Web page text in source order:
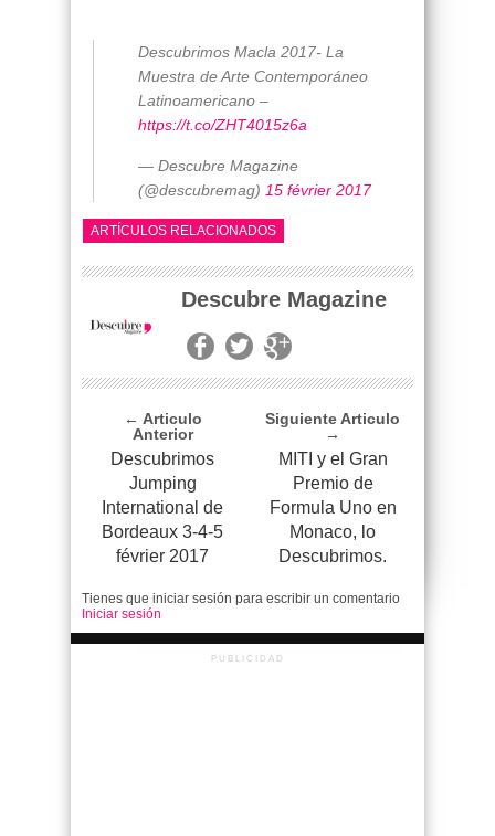
Descubrimos Macla 2017- La
Muestra de Arte Contemporáneo
Latinoamericano –
https://t.co/ZHT4015z6a
— Descubre Magazine
(@descubremag) 15 février 2017
ARTÍCULOS RELACIONADOS
Descubre Magazine
← Articulo
Anterior
Descubrimos
Jumping
International de
Bordeaux 3-4-5
février 2017
Siguiente Articulo
→
MITI y el Gran
Premio de
Formula Uno en
Monaco, lo
Descubrimos.
Tienes que iniciar sesión para escribir un comentario
Iniciar sesión
PUBLICIDAD